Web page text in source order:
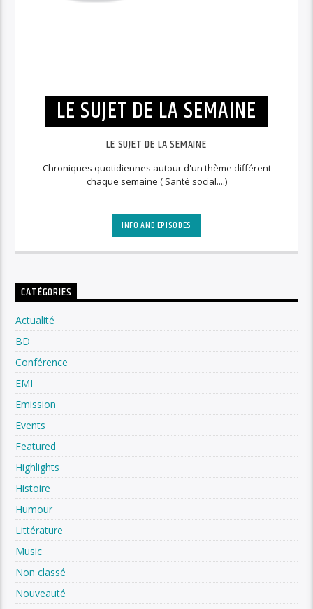
LE SUJET DE LA SEMAINE
LE SUJET DE LA SEMAINE
Chroniques quotidiennes autour d'un thème différent
chaque semaine ( Santé social....)
INFO AND EPISODES
CATÉGORIES
Actualité
BD
Conférence
EMI
Emission
Events
Featured
Highlights
Histoire
Humour
Littérature
Music
Non classé
Nouveauté